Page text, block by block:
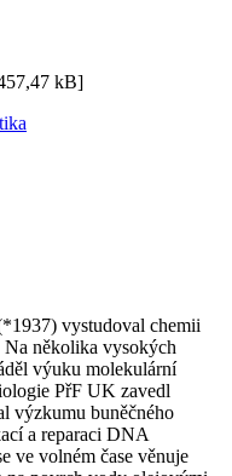
kB]
vystudoval chemii
několika vysokých
výuku molekulární
PřF UK zavedl
výzkumu buněčného
a reparaci DNA
ve volném čase věnuje